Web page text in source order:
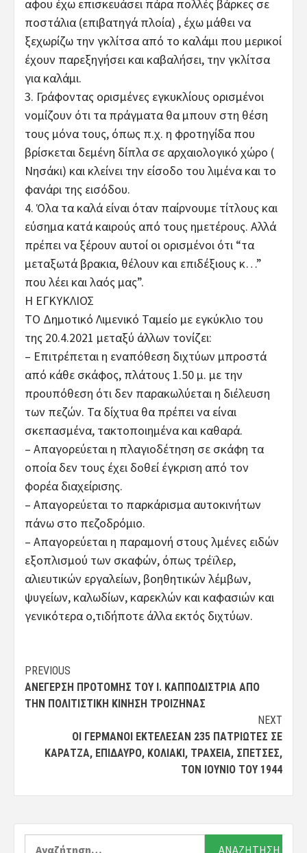
αφου έχω επισκευάσει πάρα πολλές βάρκες σε
ποστάλια (επιβατηγά πλοία) , έχω μάθει να
ξεχωρίζω την γκλίτσα από το καλάμι που μερικοί
έχουν παρεξηγήσει και καβαλήσει, την γκλίτσα
για καλάμι.
3. Γράφοντας ορισμένες εγκυκλίους ορισμένοι
νομίζουν ότι τα πράγματα θα μπουν στη θέση
τους μόνα τους, όπως π.χ. η φροτηγίδα που
βρίσκεται δεμένη δίπλα σε αρχαιολογικό χώρο (
Νησάκι) και κλείνει την είσοδο του λιμένα και το
φανάρι της εισόδου.
4. Όλα τα καλά είναι όταν παίρνουμε τίτλους και
εύσημα κατά καιρούς από τους ημετέρους. Αλλά
πρέπει να ξέρουν αυτοί οι ορισμένοι ότι “τα
μεταξωτά βρακια, θέλουν και επιδέξιους κ…”
που λέει και λαός μας”.
Η ΕΓΚΥΚΛΙΟΣ
ΤΟ Δημοτικό Λιμενικό Ταμείο με εγκύκλιο του
της 20.4.2021 μεταξύ άλλων τονίζει:
– Επιτρέπεται η εναπόθεση διχτύων μπροστά
από κάθε σκάφος, πλάτους 1.50 μ. με την
προυπόθεση ότι δεν παρακωλύεται η διέλευση
των πεζών. Τα δίχτυα θα πρέπει να είναι
σκεπασμένα, τακτοποιημένα και καθαρά.
– Απαγορεύεται η πλαγιοδέτηση σε σκάφη τα
οποία δεν τους έχει δοθεί έγκριση από τον
φορέα διαχείρισης.
– Απαγορεύεται το παρκάρισμα αυτοκινήτων
πάνω στο πεζοδρόμιο.
– Απαγορεύεται η παραμονή στους λμένες ειδών
εξοπλισμού των σκαφών, όπως τρέϊλερ,
αλιευτικών εργαλείων, βοηθητικών λέμβων,
ψυγείων, καλωδίων, καρεκλών και καφασιών και
γενικότερα ο,τιδήποτε άλλα εκτός διχτύων.
Post
navigation
PREVIOUS
ΑΝΈΓΕΡΣΗ ΠΡΟΤΟΜΉΣ ΤΟΥ Ι. ΚΑΠΠΟΔΊΣΤΡΙΑ ΑΠΌ
ΤΗΝ ΠΟΛΙΤΙΣΤΙΚΉ ΚΊΝΗΣΗ ΤΡΟΙΖΉΝΑΣ
NEXT
ΟΙ ΓΕΡΜΑΝΟΊ ΕΚΤΈΛΕΣΑΝ 235 ΠΑΤΡΙΏΤΕΣ ΣΕ
ΚΑΡΑΤΖΆ, ΕΠΊΔΑΥΡΟ, ΚΟΛΙΆΚΙ, ΤΡΑΧΕΙΆ, ΣΠΈΤΣΕΣ,
ΤΟΝ ΙΟΎΝΙΟ ΤΟΥ 1944
Αναζήτηση